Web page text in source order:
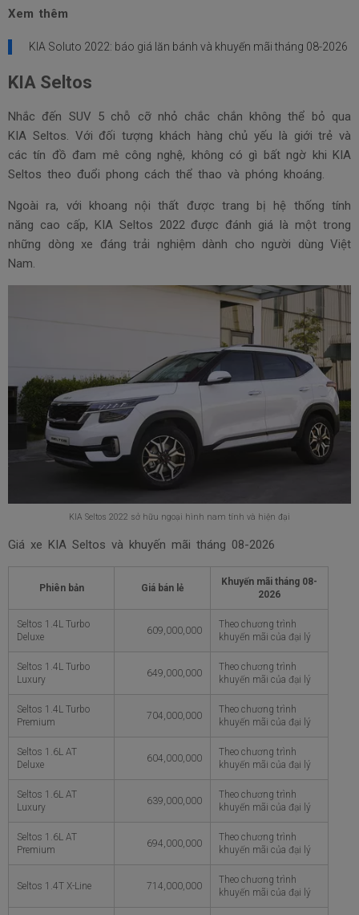
Xem thêm
KIA Soluto 2022: báo giá lăn bánh và khuyến mãi tháng 08-2026
KIA Seltos
Nhắc đến SUV 5 chỗ cỡ nhỏ chắc chắn không thể bỏ qua
KIA Seltos. Với đối tượng khách hàng chủ yếu là giới trẻ và
các tín đồ đam mê công nghệ, không có gì bất ngờ khi KIA
Seltos theo đuổi phong cách thể thao và phóng khoáng.
Ngoài ra, với khoang nội thất được trang bị hệ thống tính
năng cao cấp, KIA Seltos 2022 được đánh giá là một trong
những dòng xe đáng trải nghiệm dành cho người dùng Việt
Nam.
KIA Seltos 2022 sở hữu ngoại hình nam tính và hiện đại
Giá xe KIA Seltos và khuyến mãi tháng 08-2026
Phiên bản Giá bán lẻ
Khuyến mãi tháng 08-
2026
Seltos 1.4L Turbo
Deluxe
609,000,000
Theo chương trình
khuyến mãi của đại lý
Seltos 1.4L Turbo
Luxury
649,000,000
Theo chương trình
khuyến mãi của đại lý
Seltos 1.4L Turbo
Premium
704,000,000
Theo chương trình
khuyến mãi của đại lý
Seltos 1.6L AT
Deluxe
604,000,000
Theo chương trình
khuyến mãi của đại lý
Seltos 1.6L AT
Luxury
639,000,000
Theo chương trình
khuyến mãi của đại lý
Seltos 1.6L AT
Premium
694,000,000
Theo chương trình
khuyến mãi của đại lý
Seltos 1.4T X-Line 714,000,000
Theo chương trình
khuyến mãi của đại lý